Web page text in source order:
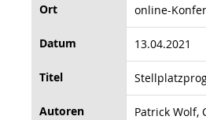
Ort online-
Datum 13.04.2021
Titel
Autoren Patrick Wolf,